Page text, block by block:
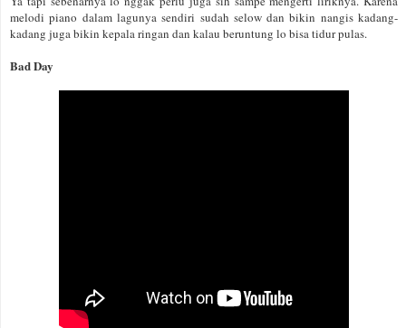
melodi piano dalam lagunya sendiri sudah selow dan bikin nangis kadang-
kadang juga bikin kepala ringan dan kalau beruntung lo bisa tidur pulas.
Bad Day